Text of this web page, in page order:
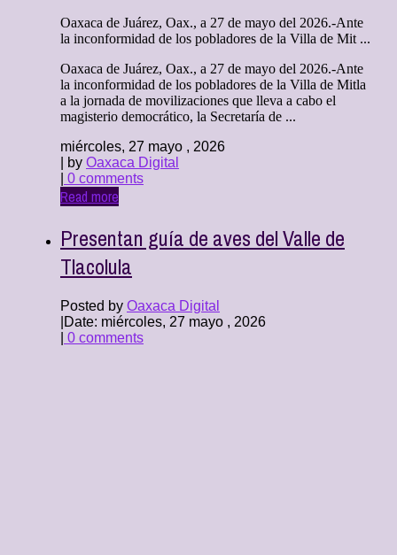
Oaxaca de Juárez, Oax., a 27 de mayo del 2026.-Ante
la inconformidad de los pobladores de la Villa de Mit ...
Oaxaca de Juárez, Oax., a 27 de mayo del 2026.-Ante
la inconformidad de los pobladores de la Villa de Mitla
a la jornada de movilizaciones que lleva a cabo el
magisterio democrático, la Secretaría de ...
miércoles, 27 mayo , 2026
| by Oaxaca Digital
0 comments
Read more
Presentan guía de aves del Valle de
Tlacolula
Posted by Oaxaca Digital
Date: miércoles, 27 mayo , 2026
0 comments